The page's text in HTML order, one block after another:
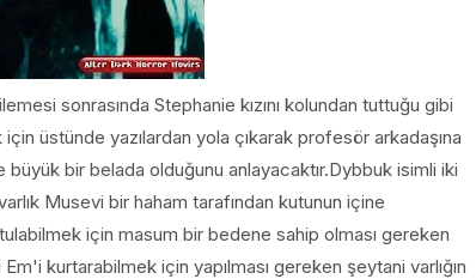
sonrasında Stephanie kızını kolundan tuttuğu gibi
üstünde yazılardan yola çıkarak profesör arkadaşına
büyük bir belada olduğunu anlayacaktır.Dybbuk isimli iki
Musevi bir haham tarafından kutunun içine
için masum bir bedene sahip olması gereken
kurtarabilmek için yapılması gereken şeytani varlığın